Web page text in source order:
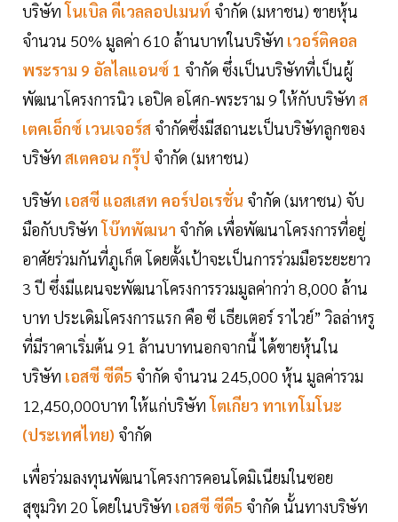
บริษัทโนเบิล ดีเวลลอปเมนท์ จำกัด (มหาชน) ขายหุ้น
จำนวน 50% มูลค่า 610 ล้านบาทในบริษัท เวอร์ติคอล
พระราม 9 อัลไลแอนซ์ 1 จำกัด ซึ่งเป็นบริษัทที่เป็นผู้
พัฒนาโครงการนิว เอปิค อโศก-พระราม 9 ให้กับบริษัท ส
เตคเอ็กซ์ เวนเจอร์ส จำกัดซึ่งมีสถานะเป็นบริษัทลูกของ
บริษัท สเตคอน กรุ๊ป จำกัด (มหาชน)
บริษัท เอสซี แอสเสท คอร์ปอเรชั่น จำกัด (มหาชน) จับ
มือกับบริษัทโบ๊ทพัฒนา จำกัด เพื่อพัฒนาโครงการที่อยู่
อาศัยร่วมกันที่ภูเก็ต โดยตั้งเป้าจะเป็นการร่วมมือระยะยาว
3 ปี ซึ่งมีแผนจะพัฒนาโครงการรวมมูลค่ากว่า 8,000 ล้าน
บาท ประเดิมโครงการแรก คือ ซี เธียเตอร์ ราไวย์” วิลล่าหรู
ที่มีราคาเริ่มต้น 91 ล้านบาทนอกจากนี้ ได้ขายหุ้นใน
บริษัท เอสซี ซีดี5 จำกัด จำนวน 245,000 หุ้น มูลค่ารวม
12,450,000บาท ให้แก่บริษัทโตเกียว ทาเทโมโนะ
(ประเทศไทย) จำกัด
เพื่อร่วมลงทุนพัฒนาโครงการคอนโดมิเนียมในซอย
สุขุมวิท 20 โดยในบริษัท เอสซี ซีดี5 จำกัด นั้นทางบริษัท